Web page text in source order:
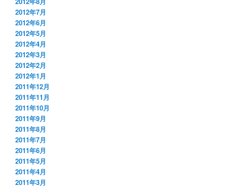
2012年7月
2012年6月
2012年5月
2012年4月
2012年3月
2012年2月
2012年1月
2011年12月
2011年11月
2011年10月
2011年9月
2011年8月
2011年7月
2011年6月
2011年5月
2011年4月
2011年3月